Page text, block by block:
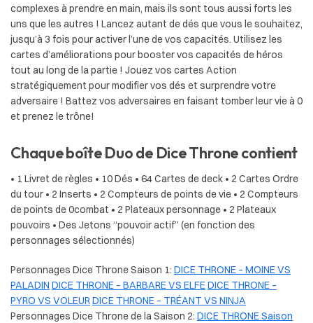
complexes à prendre en main, mais ils sont tous aussi forts les
uns que les autres ! Lancez autant de dés que vous le souhaitez,
jusqu’à 3 fois pour activer l’une de vos capacités. Utilisez les
cartes d’améliorations pour booster vos capacités de héros
tout au long de la partie ! Jouez vos cartes Action
stratégiquement pour modifier vos dés et surprendre votre
adversaire ! Battez vos adversaires en faisant tomber leur vie à 0
et prenez le trône!
Chaque boîte Duo de Dice Throne contient
• 1 Livret de règles • 10 Dés • 64 Cartes de deck • 2 Cartes Ordre
du tour • 2 Inserts • 2 Compteurs de points de vie • 2 Compteurs
de points de 0combat • 2 Plateaux personnage • 2 Plateaux
pouvoirs • Des Jetons “pouvoir actif” (en fonction des
personnages sélectionnés)
Personnages Dice Throne Saison 1: DICE THRONE – MOINE VS
PALADIN DICE THRONE – BARBARE VS ELFEDICE THRONE –
PYRO VS VOLEURDICE THRONE – TRÉANT VS NINJA
Personnages Dice Throne de la Saison 2: DICE THRONE Saison